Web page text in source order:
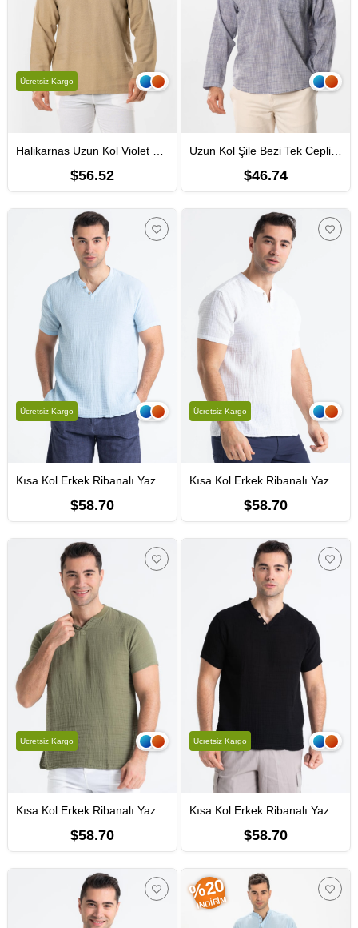
$56.52
Ücretsiz Kargo
Uzun Kol Şile Bezi Tek Cepli Hakim Yaka Erkek Yazlık Tshirt Kırçıllı Mor Krcmr
$46.74
Kısa Kol Erkek Ribanalı Yazlık Müslin Tshirt Buz Mavi Bmv
$58.70
Ücretsiz Kargo
Kısa Kol Erkek Ribanalı Yazlık Müslin Tshirt Beyaz Byz
$58.70
Ücretsiz Kargo
Kısa Kol Erkek Ribanalı Yazlık Müslin Tshirt Haki Hk
$58.70
Ücretsiz Kargo
Kısa Kol Erkek Ribanalı Yazlık Müslin Tshirt Siyah Syh
$58.70
Ücretsiz Kargo
%20
İNDIRIM